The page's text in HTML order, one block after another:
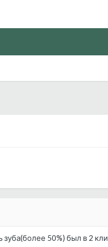
50%) был в 2